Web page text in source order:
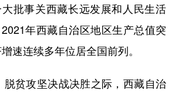
批事关西藏长远发展和人民生活
年西藏自治区地区生产总值突
速连续多年位居全国前列。
贫攻坚决战决胜之际，西藏自治